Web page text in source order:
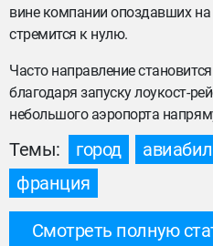
вине компании опоздавших
стремится к нулю.
Часто направление
благодаря запуску лоукост-
небольшого аэропорта
Темы: город
франция
Смотреть полную